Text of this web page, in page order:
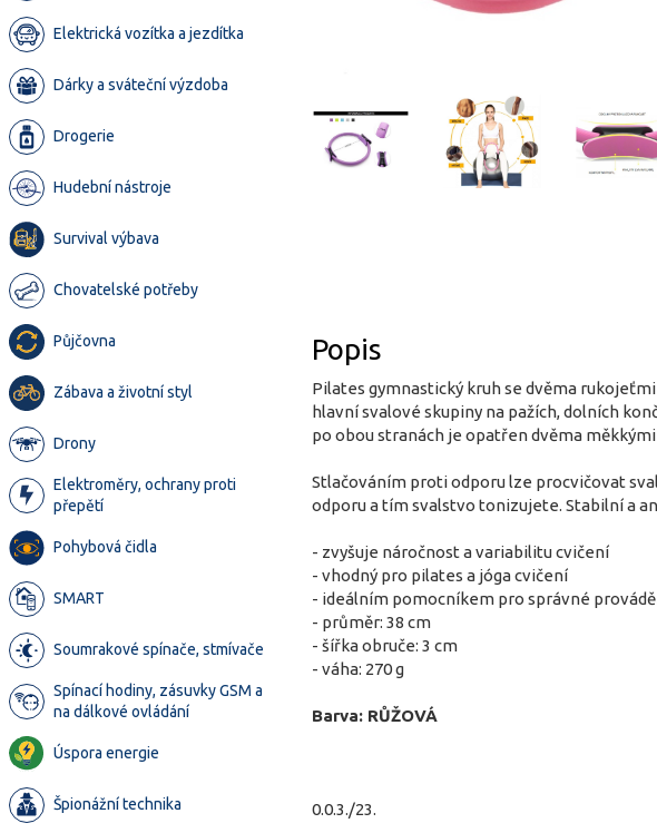
Elektrická vozítka a jezdítka
Dárky a sváteční výzdoba
Drogerie
Hudební nástroje
Survival výbava
Chovatelské potřeby
Půjčovna
Zábava a životní styl
Drony
Elektroměry, ochrany proti
přepětí
Pohybová čidla
SMART
Soumrakové spínače, stmívače
Spínací hodiny, zásuvky GSM a
na dálkové ovládání
Úspora energie
Špionážní technika
Popis
Pilates gymnastický kruh se dvěma
hlavní svalové skupiny na pažích, dolních
po obou stranách je opatřen dvěma měkkými
Stlačováním proti odporu lze procvičovat
odporu a tím svalstvo tonizujete. Stabilní a
- zvyšuje náročnost a variabilitu cvičení
- vhodný pro pilates a jóga cvičení
- ideálním pomocníkem pro správné
- průměr: 38 cm
- šířka obruče: 3 cm
- váha: 270 g
Barva: RŮŽOVÁ
0.0.3./23.